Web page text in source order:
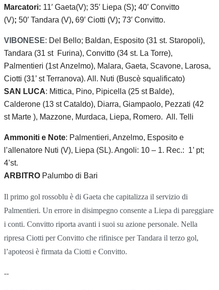
Marcatori: 11′ Gaeta(V); 35′ Liepa (S); 40′ Convitto
(V); 50′ Tandara (V), 69′ Ciotti (V); 73′ Convitto.
VIBONESE: Del Bello; Baldan, Esposito (31 st. Staropoli),
Tandara (31 st Furina), Convitto (34 st. La Torre),
Palmentieri (1st Anzelmo), Malara, Gaeta, Scavone, Larosa,
Ciotti (31’ st Terranova). All. Nuti (Buscè squalificato)
SAN LUCA: Mittica, Pino, Pipicella (25 st Balde),
Calderone (13 st Cataldo), Diarra, Giampaolo, Pezzati (42
st Marte ), Mazzone, Murdaca, Liepa, Romero. All. Telli
Ammoniti e Note: Palmentieri, Anzelmo, Esposito e
l’allenatore Nuti (V), Liepa (SL). Angoli: 10 – 1. Rec.: 1’ pt;
4’st.
ARBITRO Palumbo di Bari
Il primo gol rossoblu è di Gaeta che capitalizza il servizio di
Palmentieri. Un errore in disimpegno consente a Liepa di pareggiare
i conti. Convitto riporta avanti i suoi su azione personale. Nella
ripresa Ciotti per Convitto che rifinisce per Tandara il terzo gol,
l’apoteosi è firmata da Ciotti e Convitto.
--